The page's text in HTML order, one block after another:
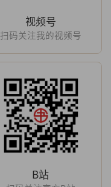
视频号
扫码关注我的视频号
B站